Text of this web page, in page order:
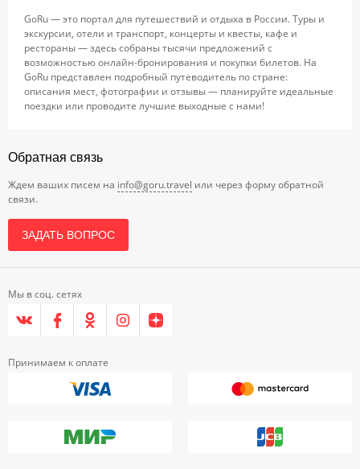
GoRu — это портал для путешествий и отдыха в России. Туры и
экскурсии, отели и транспорт, концерты и квесты, кафе и
рестораны — здесь собраны тысячи предложений с
возможностью онлайн-бронирования и покупки билетов. На
GoRu представлен подробный путеводитель по стране:
описания мест, фотографии и отзывы — планируйте идеальные
поездки или проводите лучшие выходные с нами!
Обратная связь
Ждем ваших писем на info@goru.travel или через форму обратной
связи.
ЗАДАТЬ ВОПРОС
Мы в соц. сетях
Принимаем к оплате